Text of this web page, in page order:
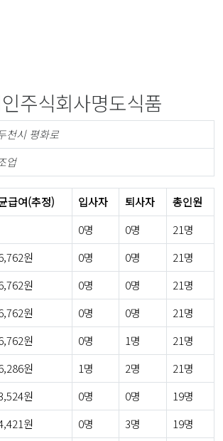
주식회사명도식품
천시 평화로
업
급여(추정) 입사자 퇴사자
총인원
0명 0명
21명
원 0명 0명
21명
원 0명 0명
21명
원 0명 0명
21명
원 0명 1명
21명
원 1명 2명
21명
원 0명 0명
19명
원 0명 3명
19명